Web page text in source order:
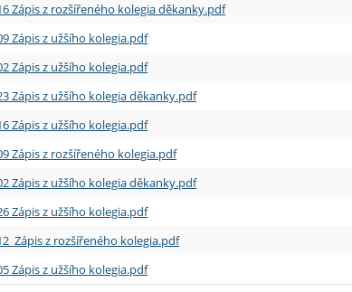
Zápis z rozšířeného kolegia děkanky.pdf
Zápis z užšího kolegia.pdf
Zápis z užšího kolegia.pdf
Zápis z užšího kolegia děkanky.pdf
Zápis z užšího kolegia.pdf
Zápis z rozšířeného kolegia.pdf
Zápis z užšího kolegia děkanky.pdf
Zápis z užšího kolegia.pdf
Zápis z rozšířeného kolegia.pdf
Zápis z užšího kolegia.pdf